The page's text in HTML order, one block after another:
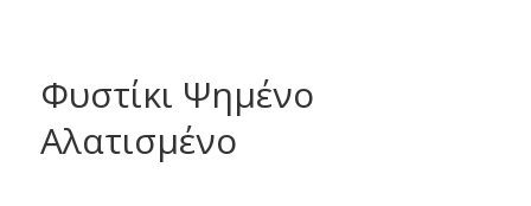
Φυστίκι Ψημένο
Αλατισμένο